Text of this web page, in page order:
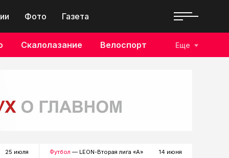
Фото Газета
Скалолазание Велоспорт Еще
25 июля Футбол — LEON-Вторая лига «А» 14 июня